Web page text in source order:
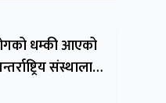
धम्की आएको
संस्थालाई